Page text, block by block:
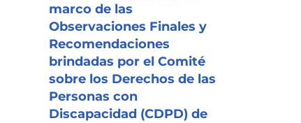
marco de las
Observaciones Finales y
Recomendaciones
brindadas por el Comité
sobre los Derechos de las
Personas con
Discapacidad (CDPD) de